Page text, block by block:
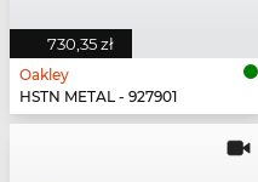
730,35 zł
Oakley
HSTN METAL - 927901